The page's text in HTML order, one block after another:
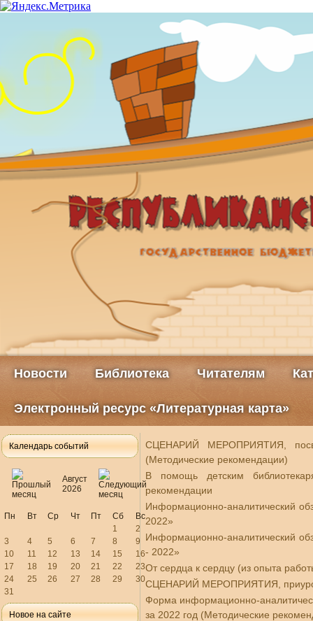
Новости Библиотека Читателям
Электронный ресурс «Литературная карта»
Календарь событий
Август
2026
Пн Вт Ср Чт Пт Сб
Вс
1
2
3
4 5 6 7 8
9
10
11 12 13 14 15
16
17
18 19 20 21 22
23
24
25 26 27 28 29
30
31
Новое на сайте
СЦЕНАРИЙ МЕРОПРИЯТИЯ,
(Методические рекомендации)
В помощь детским
рекомендации
Информационно-аналитический
2022»
Информационно-аналитический
- 2022»
От сердца к сердцу (из опыта
СЦЕНАРИЙ МЕРОПРИЯТИЯ,
Форма информационно-
за 2022 год (Методические